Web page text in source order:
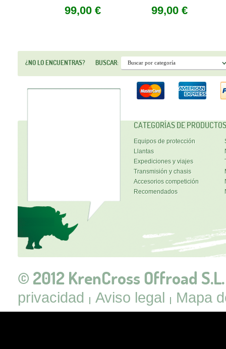
99,00 € 99,00 €
¿NO LO ENCUENTRAS? BUSCAR:
CATEGORÍAS DE PRODUCTOS
Equipos de protección
Llantas
Expediciones y viajes
Transmisión y chasis
Accesorios competición
Recomendados
© 2012 KrenCross Offroad S.L.
privacidad Aviso legal Mapa